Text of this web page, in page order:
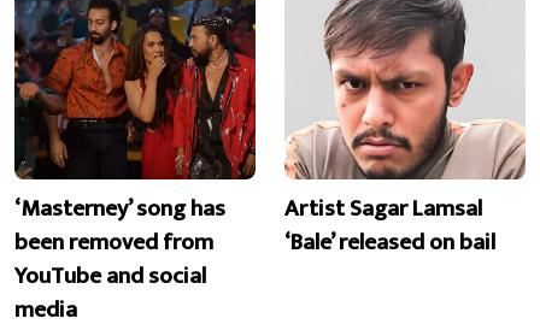
‘Masterney’ song has
been removed from
YouTube and social
media
Artist Sagar Lamsal
‘Bale’ released on bail